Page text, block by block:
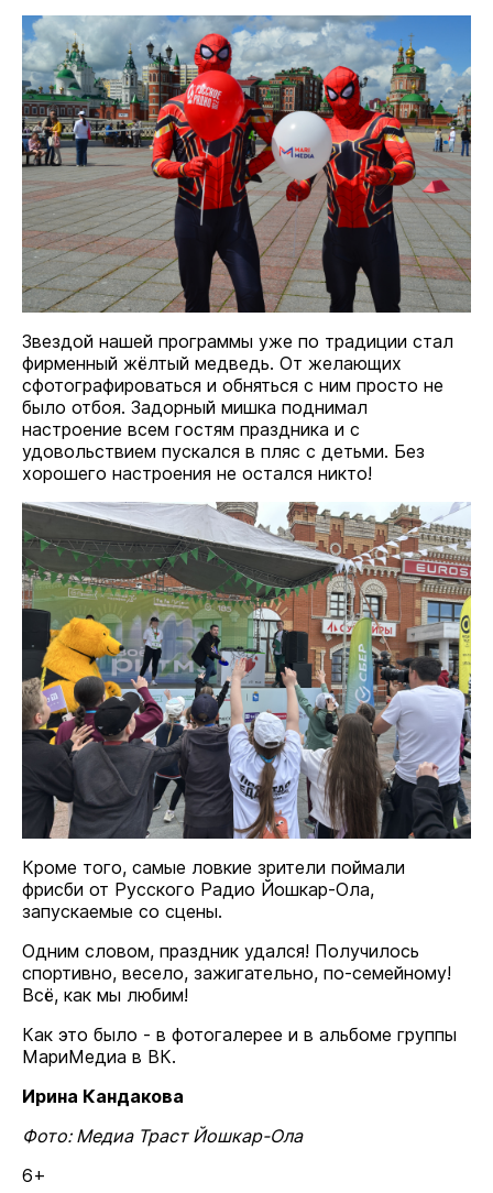
Звездой нашей программы уже по традиции стал
фирменный жёлтый медведь. От желающих
сфотографироваться и обняться с ним просто не
было отбоя. Задорный мишка поднимал
настроение всем гостям праздника и с
удовольствием пускался в пляс с детьми. Без
хорошего настроения не остался никто!
Кроме того, самые ловкие зрители поймали
фрисби от Русского Радио Йошкар-Ола,
запускаемые со сцены.
Одним словом, праздник удался! Получилось
спортивно, весело, зажигательно, по-семейному!
Всё, как мы любим!
Как это было - в фотогалерее и в альбоме группы
МариМедиа в ВК.
Ирина Кандакова
Фото: Медиа Траст Йошкар-Ола
6+